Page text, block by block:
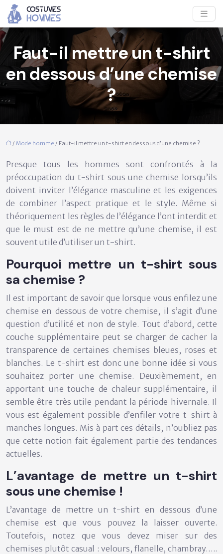
Faut-il mettre un t-shirt
en dessous d’une chemise
?
/ Mode homme / Faut-il mettre un t-shirt en dessous d’une chemise ?
Presque tous les hommes sont confrontés à la
préoccupation du t-shirt sous une chemise lorsqu’ils
doivent inviter l’élégance masculine et les exigences
de combiner l’aspect pratique et le style. Même si
théoriquement les règles de l’élégance l’ont interdit et
que le must est de ne mettre qu’une chemise, il est
souvent utile d’utiliser un t-shirt.
Pourquoi mettre un t-shirt sous
sa chemise ?
Il est important de savoir que lorsque vous enfilez une
chemise en dessous de votre chemise, il s’agit d’une
question d’utilité et non de style. Tout d’abord, cette
couche supplémentaire peut se charger de cacher la
transparence de certaines chemises bleues, roses et
blanches. Le t-shirt est donc une bonne idée si vous
souhaitez porter une chemise. Deuxièmement, en
apportant une touche de chaleur supplémentaire, il
semble être très utile pendant la période hivernale. Il
vous est également possible d’enfiler votre t-shirt à
manches longues. Mis à part ces détails, n’oubliez pas
que cette notion fait également partie des tendances
actuelles.
L’avantage de mettre un t-shirt
sous une chemise !
L’avantage de mettre un t-shirt en dessous d’une
chemise est que vous pouvez la laisser ouverte.
Toutefois, notez que vous devez miser sur des
chemises plutôt casual : velours, flanelle, chambray…..